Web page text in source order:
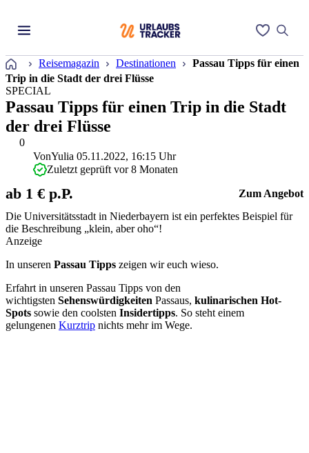
Startseite
Reisemagazin Destinationen
Passau Tipps für einen
Trip in die Stadt der drei Flüsse
0
SPECIAL
Passau Tipps für einen Trip in die Stadt
der drei Flüsse
Die Universitätsstadt in Niederbayern ist ein perfektes Beispiel für
die Beschreibung „klein, aber oho“!
VonYulia 05.11.2022, 16:15 Uhr
Zuletzt geprüft vor 8 Monaten
ab 1 € p.P. Zum Angebot
Anzeige
In unseren Passau Tipps zeigen wir euch wieso.
Erfahrt in unseren Passau Tipps von den
wichtigsten Sehenswürdigkeiten Passaus, kulinarischen Hot-
Spots sowie den coolsten Insidertipps. So steht einem
gelungenen Kurztrip nichts mehr im Wege.